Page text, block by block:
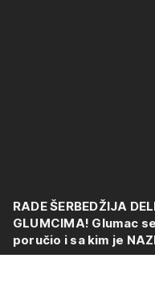
RADE ŠERBEDŽIJA
GLUMCIMA! Glumac
poručio i sa kim je